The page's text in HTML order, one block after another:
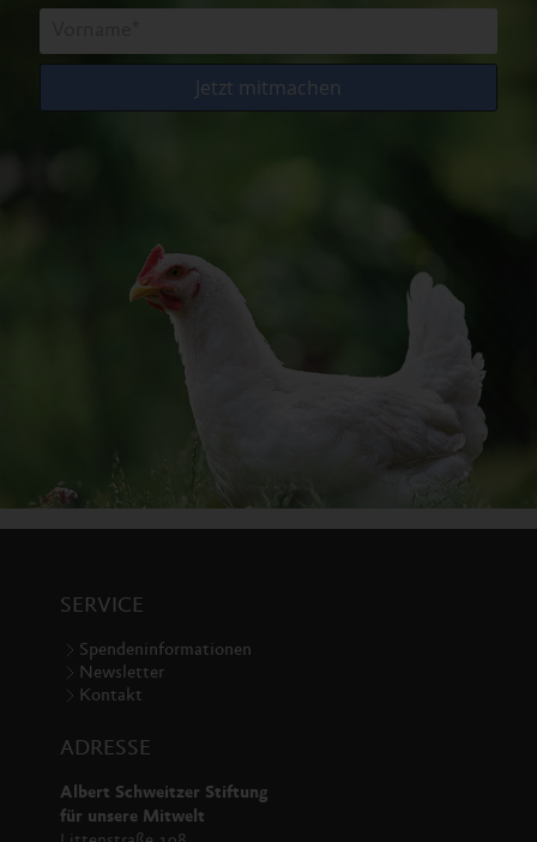
SERVICE
Spendeninformationen
Newsletter
Kontakt
ADRESSE
Albert Schweitzer Stiftung
für unsere Mitwelt